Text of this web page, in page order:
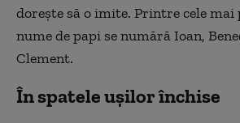
doreşte să o imite. Printre cele mai
nume de papi se numără Ioan,
Clement.
În spatele ușilor închise